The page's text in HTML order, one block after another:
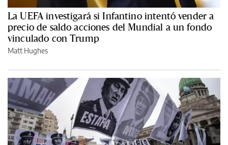
La UEFA investigará si Infantino intentó vender a
precio de saldo acciones del Mundial a un fondo
vinculado con Trump
Matt Hughes